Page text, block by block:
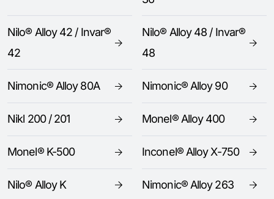
Nilo® Alloy 42 / Invar®
42
Nilo® Alloy 48 / Invar®
48
Nimonic® Alloy 80A Nimonic® Alloy 90
Nikl 200 / 201 Monel® Alloy 400
Monel® K-500 Inconel® Alloy X-750
Nilo® Alloy K Nimonic® Alloy 263